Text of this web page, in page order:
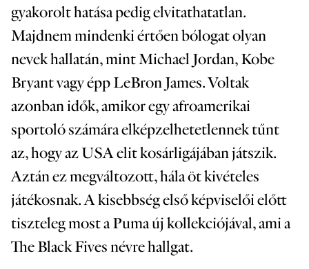
gyakorolt hatása pedig elvitathatatlan.
Majdnem mindenki értően bólogat olyan
nevek hallatán, mint Michael Jordan, Kobe
Bryant vagy épp LeBron James. Voltak
azonban idők, amikor egy afroamerikai
sportoló számára elképzelhetetlennek tűnt
az, hogy az USA elit kosárligájában játszik.
Aztán ez megváltozott, hála öt kivételes
játékosnak. A kisebbség első képviselői előtt
tiszteleg most a Puma új kollekciójával, ami a
The Black Fives névre hallgat.